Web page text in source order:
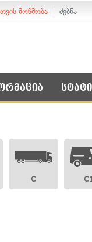
მოწმობა ძებნა
C